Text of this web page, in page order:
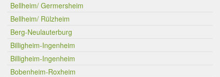
Bellheim/ Germersheim
Bellheim/ Rülzheim
Berg-Neulauterburg
Billigheim-Ingenheim
Billigheim-Ingenheim
Bobenheim-Roxheim